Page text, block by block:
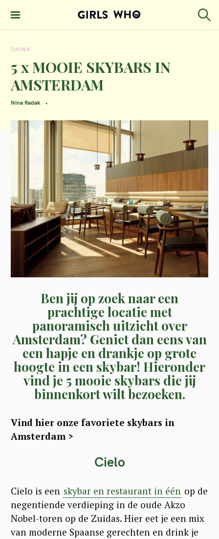
GIRLS WHO
DRINK
5 x MOOIE SKYBARS IN
AMSTERDAM
Nina Radak
Ben jij op zoek naar een
prachtige locatie met
panoramisch uitzicht over
Amsterdam? Geniet dan eens van
een hapje en drankje op grote
hoogte in een skybar! Hieronder
vind je 5 mooie skybars die jij
binnenkort wilt bezoeken.
Vind hier onze favoriete skybars in
Amsterdam >
Cielo
Cielo is een skybar en restaurant in één op de
negentiende verdieping in de oude Akzo
Nobel-toren op de Zuidas. Hier eet je een mix
van moderne Spaanse gerechten en drink je